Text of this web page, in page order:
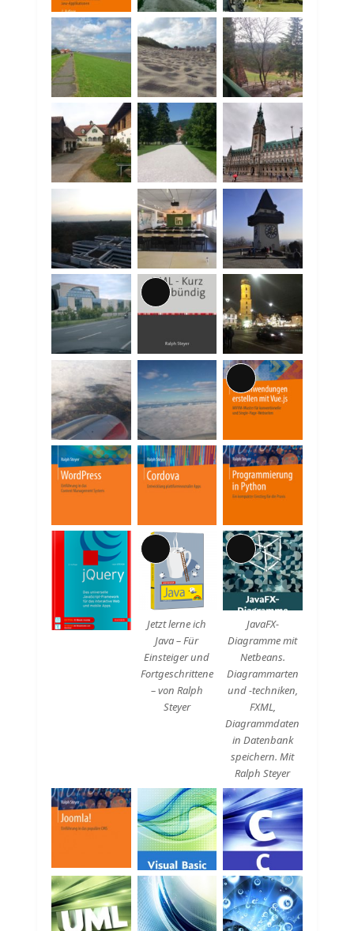
Lange
Beschreibung
Lange
Beschreibung
Lange
Beschreibung
Jetzt lerne ich
Java – Für
Einsteiger und
Fortgeschrittene
– von Ralph
Steyer
Lange
Beschreibung
JavaFX-
Diagramme mit
Netbeans.
Diagrammarten
und -techniken,
FXML,
Diagrammdaten
in Datenbank
speichern. Mit
Ralph Steyer